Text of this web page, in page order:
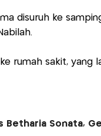
disuruh ke
rumah sakit, yang
Betharia Sonata,